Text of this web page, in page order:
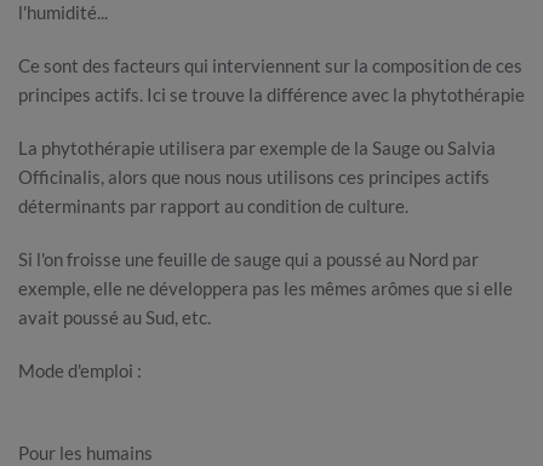
l'humidité...
Ce sont des facteurs qui interviennent sur la composition de ces
principes actifs. Ici se trouve la différence avec la phytothérapie
La phytothérapie utilisera par exemple de la Sauge ou Salvia
Officinalis, alors que nous nous utilisons ces principes actifs
déterminants par rapport au condition de culture.
Si l'on froisse une feuille de sauge qui a poussé au Nord par
exemple, elle ne développera pas les mêmes arômes que si elle
avait poussé au Sud, etc.
Mode d'emploi :
Pour les humains